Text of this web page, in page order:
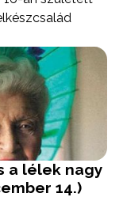
a lélek nagy
14.)